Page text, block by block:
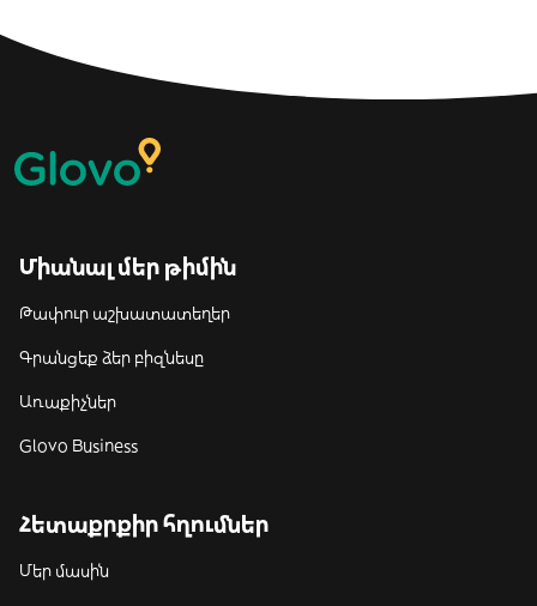
Միանալ մեր թիմին
Թափուր աշխատատեղեր
Գրանցեք ձեր բիզնեսը
Առաքիչներ
Glovo Business
Հետաքրքիր հղումներ
Մեր մասին